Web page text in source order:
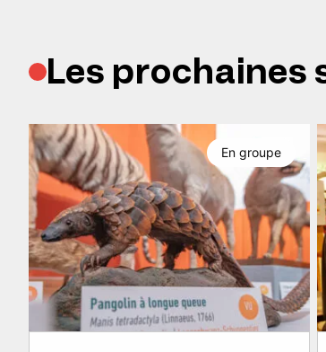
Les prochaines
En groupe